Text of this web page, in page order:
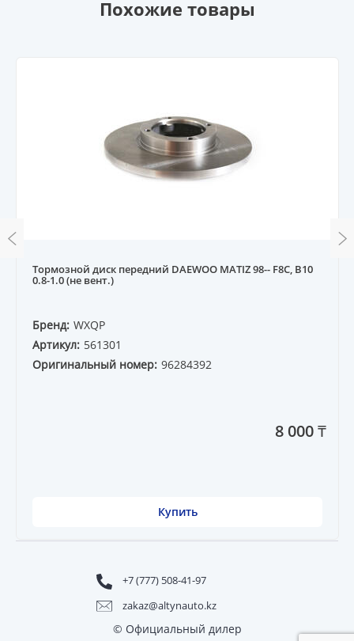
Похожие товары
Тормозной диск передний DAEWOO MATIZ 98-- F8C, B10
0.8-1.0 (не вент.)
Бренд: WXQP
Артикул: 561301
Оригинальный номер: 96284392
8 000 ₸
Купить
+7 (777) 508-41-97
zakaz@altynauto.kz
© Официальный дилер